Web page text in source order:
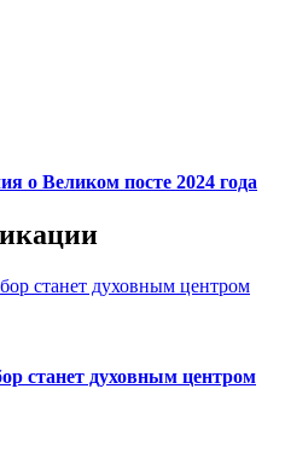
о Великом посте 2024 года
станет духовным центром